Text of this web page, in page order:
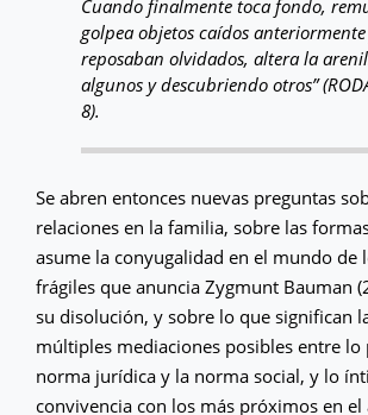
Cuando finalmente toca fondo,
golpea objetos caídos
reposaban olvidados, altera la
algunos y descubriendo otros”
8).
Se abren entonces nuevas preguntas
relaciones en la familia, sobre las
asume la conyugalidad en el mundo de
frágiles que anuncia Zygmunt Bauman
su disolución, y sobre lo que significan
múltiples mediaciones posibles entre lo
norma jurídica y la norma social, y lo
convivencia con los más próximos en